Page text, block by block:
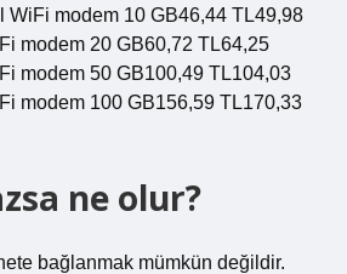
WiFi modem 10 GB46,44 TL49,98
modem 20 GB60,72 TL64,25
modem 50 GB100,49 TL104,03
modem 100 GB156,59 TL170,33
ne olur?
bağlanmak mümkün değildir.